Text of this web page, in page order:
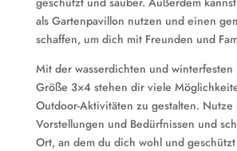
als Gartenpavillon nutzen und einen
schaffen, um dich mit Freunden und
Mit der wasserdichten und winterfesten
Größe 3×4 stehen dir viele
Outdoor-Aktivitäten zu gestalten.
Vorstellungen und Bedürfnissen und
Ort, an dem du dich wohl und